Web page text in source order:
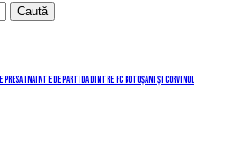
presă înainte de partida dintre FC Botoșani și Corvinul